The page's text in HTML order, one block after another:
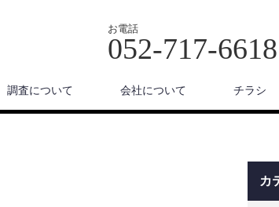
お電話
052-717-6618
調査について 会社について チラシ
カ